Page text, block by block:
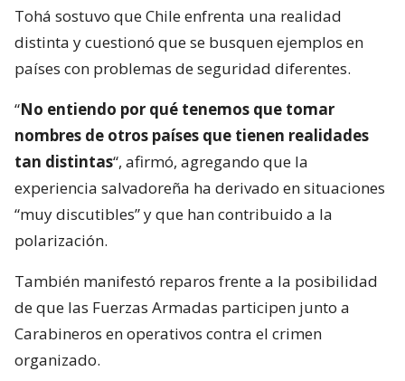
Tohá sostuvo que Chile enfrenta una realidad
distinta y cuestionó que se busquen ejemplos en
países con problemas de seguridad diferentes.
“No entiendo por qué tenemos que tomar
nombres de otros países que tienen realidades
tan distintas“, afirmó, agregando que la
experiencia salvadoreña ha derivado en situaciones
“muy discutibles” y que han contribuido a la
polarización.
También manifestó reparos frente a la posibilidad
de que las Fuerzas Armadas participen junto a
Carabineros en operativos contra el crimen
organizado.